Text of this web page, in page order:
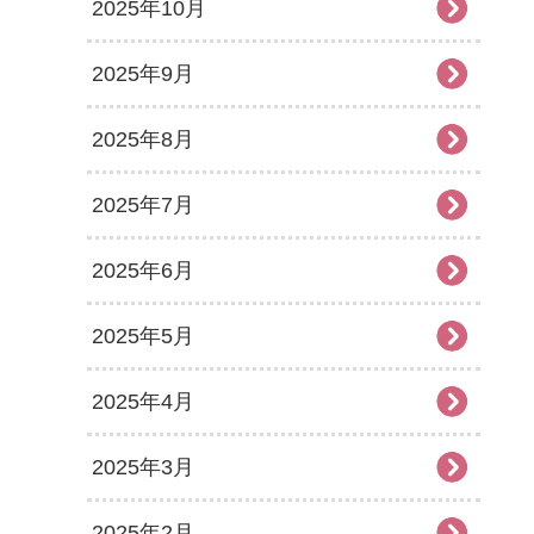
2025年10月
2025年9月
2025年8月
2025年7月
2025年6月
2025年5月
2025年4月
2025年3月